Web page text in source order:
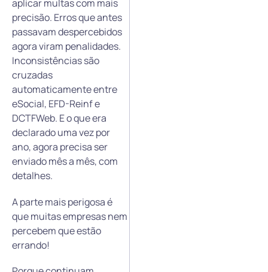
aplicar multas com mais
precisão. Erros que antes
passavam despercebidos
agora viram penalidades.
Inconsistências são
cruzadas
automaticamente entre
eSocial, EFD-Reinf e
DCTFWeb. E o que era
declarado uma vez por
ano, agora precisa ser
enviado mês a mês, com
detalhes.
A parte mais perigosa é
que muitas empresas nem
percebem que estão
errando!